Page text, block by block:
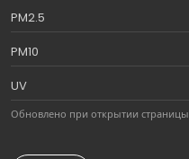
PM2.5
PM10
UV
Обновлено при открытии страницы